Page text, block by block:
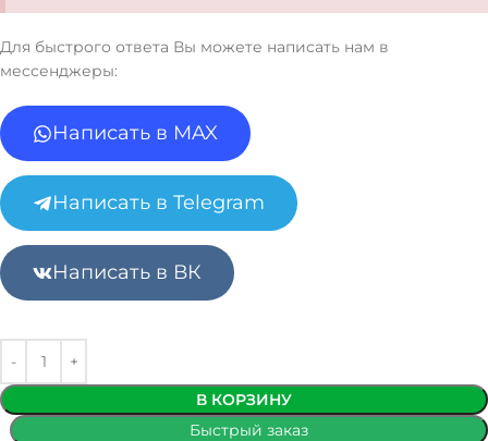
Для быстрого ответа Вы можете написать нам в
мессенджеры:
Написать в MAX
Написать в Telegram
Написать в ВК
В КОРЗИНУ
Быстрый заказ